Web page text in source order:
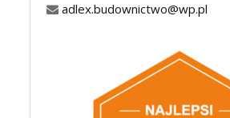
adlex.budownictwo@wp.pl